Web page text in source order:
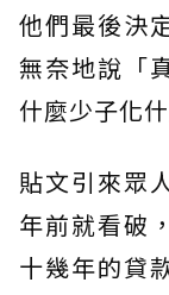
他們最後決
無奈地說「
什麼少子化
貼文引來眾
年前就看破
十幾年的貸